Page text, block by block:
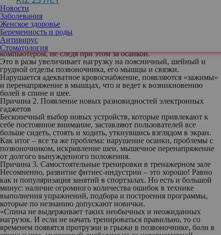
Новости
Заболевания
Женское здоровье
Беременность и роды
Антивирус
Стоматология
4 причины возникновения остеохондроза в молодом возрасте
Причина 1. Развитие социальных сетей
Сейчас практически невозможно встретить человека, еще не
зарегистрированного в какой-либо социальной сети. Молодые
люди ведут весьма активную онлайн-жизнь – и весьма
пассивную реальную. Они часами просиживают перед
компьютером, не следя при этом за осанкой.
Это в разы увеличивает нагрузку на поясничный, шейный и
грудной отделы позвоночника, его мышцы и связки.
Нарушается адекватное кровоснабжение, появляются «зажимы»
и перенапряжение в мышцах, что и ведет к возникновению
болей в спине и шее.
Причина 2. Появление новых разновидностей электронных
гаджетов
Бесконечный выбор новых устройств, которые привлекают к
себе постоянное внимание, заставляют пользователей все
больше сидеть, стоять и ходить, уткнувшись взглядом в экран.
Как итог – все та же проблема: нарушение осанки, проблемы с
позвоночником, искривление шеи, мышечное перенапряжение
от долгого вынужденного положения.
Причина 3. Самостоятельные тренировки в тренажерном зале
Несомненно, развитие фитнес-индустрии – это хорошо! Равно
как и популяризация занятий в спортзалах. Но есть и большой
минус: наличие огромного количества ошибок в технике
выполнения упражнений, подбора и построения программы,
которые по незнанию допускают новички.
«Спина не выдерживает таких необычных и неожиданных
нагрузок. И если не начать тренироваться правильно, то со
временем появятся протрузии и грыжи в позвоночнике, боли в